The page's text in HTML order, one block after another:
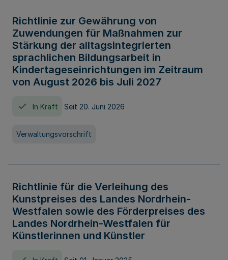
Richtlinie zur Gewährung von
Zuwendungen für Maßnahmen zur
Stärkung der alltagsintegrierten
sprachlichen Bildungsarbeit in
Kindertageseinrichtungen im Zeitraum
von August 2026 bis Juli 2027
In Kraft Seit 20. Juni 2026
Verwaltungsvorschrift
Richtlinie für die Verleihung des
Kunstpreises des Landes Nordrhein-
Westfalen sowie des Förderpreises des
Landes Nordrhein-Westfalen für
Künstlerinnen und Künstler